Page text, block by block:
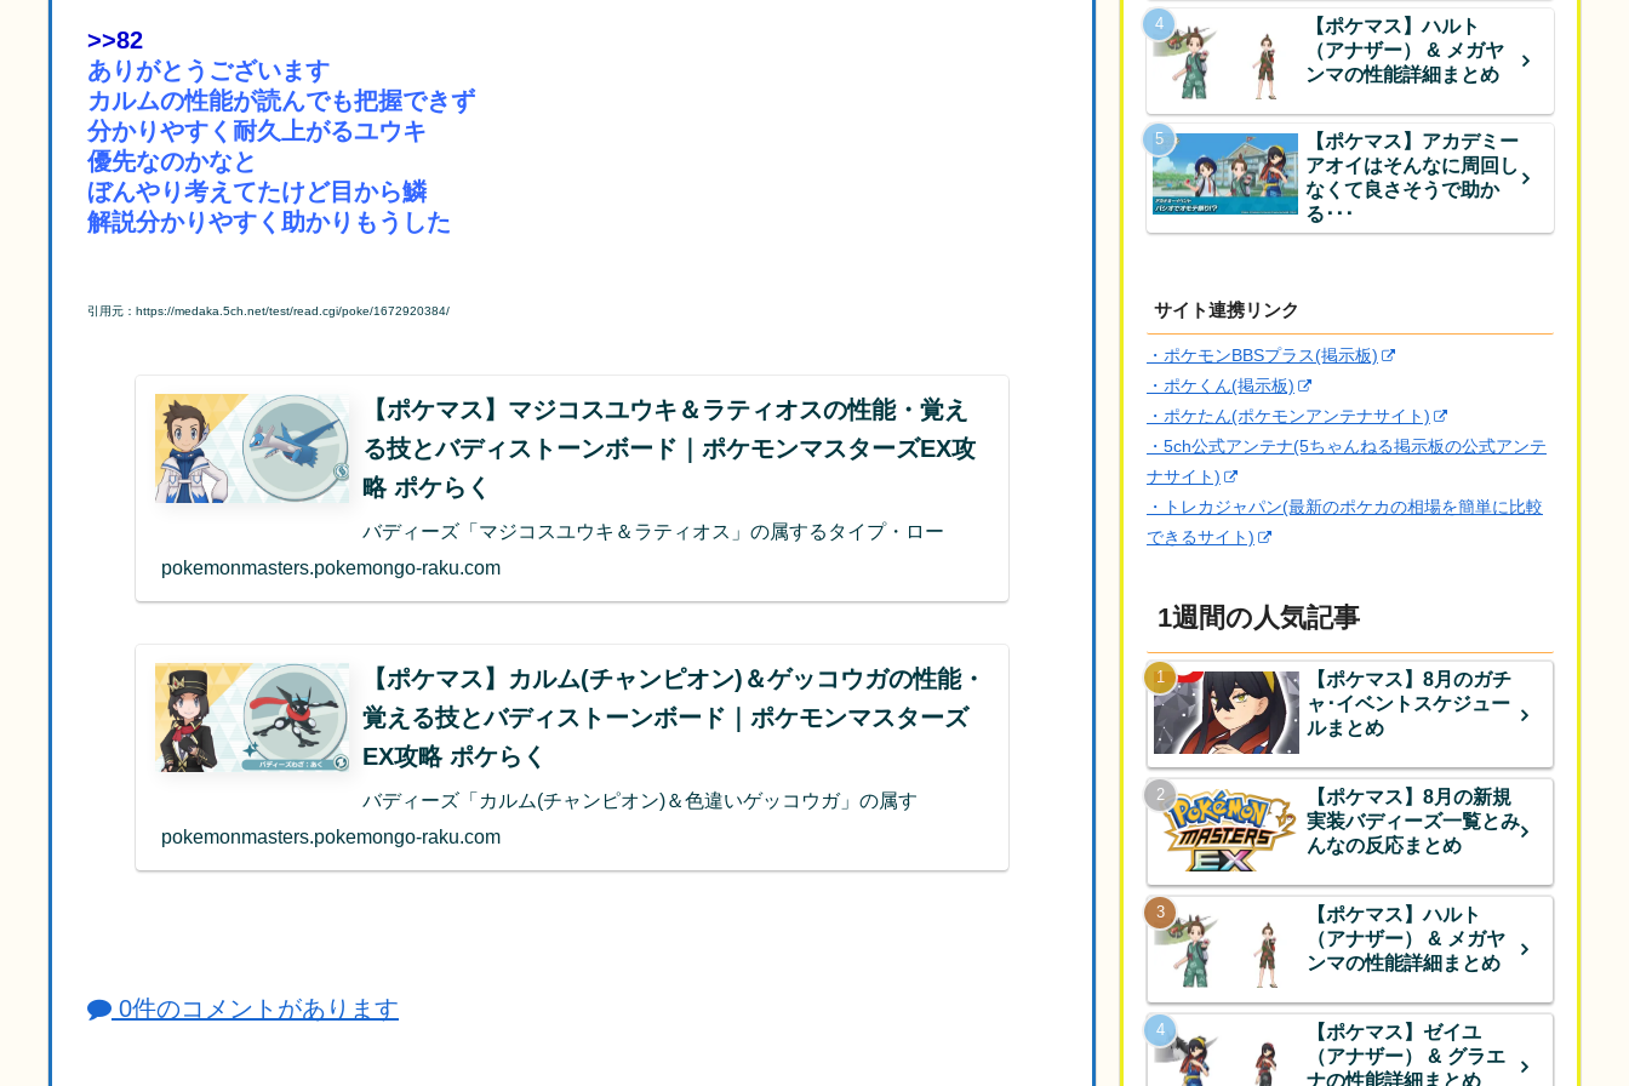
>>82
ありがとうございます
カルムの性能が読んでも把握できず
分かりやすく耐久上がるユウキ
優先なのかなと
ぼんやり考えてたけど目から鱗
解説分かりやすく助かりもうした
引用元：https://medaka.5ch.net/test/read.cgi/poke/1672920384/
【ポケマス】マジコスユウキ＆ラティオスの性能・覚え
る技とバディストーンボード｜ポケモンマスターズEX攻
略 ポケらく
バディーズ「マジコスユウキ＆ラティオス」の属するタイプ・ロー
pokemonmasters.pokemongo-raku.com
【ポケマス】カルム(チャンピオン)＆ゲッコウガの性能・
覚える技とバディストーンボード｜ポケモンマスターズ
EX攻略 ポケらく
バディーズ「カルム(チャンピオン)＆色違いゲッコウガ」の属す
pokemonmasters.pokemongo-raku.com
0件のコメントがあります
【ポケマス】ハルト
（アナザー） & メガヤ
ンマの性能詳細まとめ
【ポケマス】アカデミー
アオイはそんなに周回し
なくて良さそうで助か
る･･･
サイト連携リンク
・ポケモンBBSプラス(掲示板)
・ポケくん(掲示板)
・ポケたん(ポケモンアンテナサイト)
・5ch公式アンテナ(5ちゃんねる掲示板の公式アンテ
ナサイト)
・トレカジャパン(最新のポケカの相場を簡単に比較
できるサイト)
1週間の人気記事
【ポケマス】8月のガチ
ャ･イベントスケジュー
ルまとめ
【ポケマス】8月の新規
実装バディーズ一覧とみ
んなの反応まとめ
【ポケマス】ハルト
（アナザー） & メガヤ
ンマの性能詳細まとめ
【ポケマス】ゼイユ
（アナザー） & グラエ
ナの性能詳細まとめ